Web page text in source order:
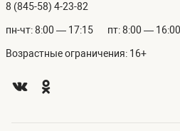
8 (845-58) 4-23-82
пн-чт: 8:00 — 17:15 пт: 8:00 — 16:00
Возрастные ограничения: 16+